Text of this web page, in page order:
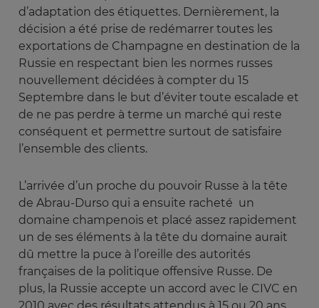
d’adaptation des étiquettes. Dernièrement, la
décision a été prise de redémarrer toutes les
exportations de Champagne en destination de la
Russie en respectant bien les normes russes
nouvellement décidées à compter du 15
Septembre dans le but d’éviter toute escalade et
de ne pas perdre à terme un marché qui reste
conséquent et permettre surtout de satisfaire
l’ensemble des clients.
L’arrivée d’un proche du pouvoir Russe à la tête
de Abrau-Durso qui a ensuite racheté un
domaine champenois et placé assez rapidement
un de ses éléments à la tête du domaine aurait
dû mettre la puce à l’oreille des autorités
françaises de la politique offensive Russe. De
plus, la Russie accepte un accord avec le CIVC en